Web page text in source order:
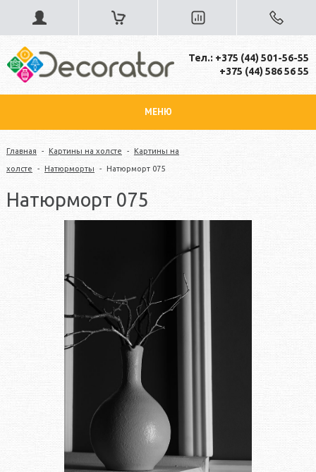
Тел.: +375 (44) 501-56-55
+375 (44) 586 56 55
МЕНЮ
Главная - Картины на холсте - Картины на
холсте - Натюрморты - Натюрморт 075
Натюрморт 075